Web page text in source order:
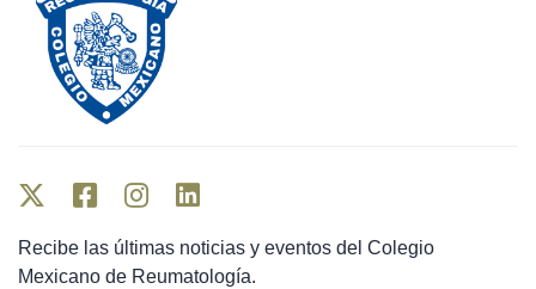
Recibe las últimas noticias y eventos del Colegio
Mexicano de Reumatología.